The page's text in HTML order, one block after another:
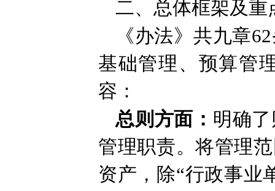
二、总体框架及重
《办法》共九章
基础管理、预算管
容：
总则方面： 明确
管理职责。将管理
资产，除“行政事业